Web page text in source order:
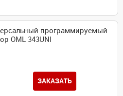
программируемый
OML 343UNI
ЗАКАЗАТЬ